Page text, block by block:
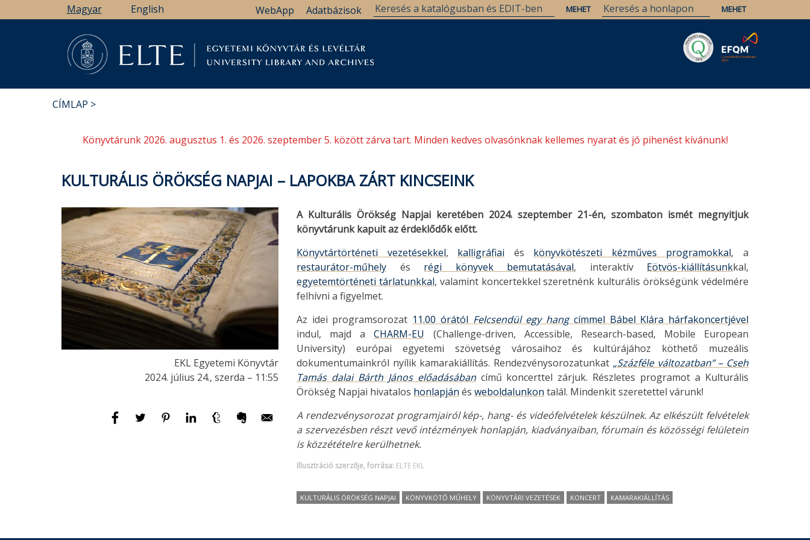
a
Magyar English Adatbázisok
WebApp
CÍMLAP
Könyvtárunk 2026. augusztus 1. és 2026. szeptember 5. között zárva tart. Minden kedves olvasónknak kellemes nyarat és jó pihenést kívánunk!
KULTURÁLIS ÖRÖKSÉG NAPJAI – LAPOKBA ZÁRT KINCSEINK
EKL Egyetemi Könyvtár
2024. július 24., szerda – 11:55
A Kulturális Örökség Napjai keretében 2024. szeptember 21-én, szombaton ismét megnyitjuk
könyvtárunk kapuit az érdeklődők előtt.
Könyvtártörténeti vezetésekkel, kalligráfiai és könyvkötészeti kézműves programokkal, a
restaurátor-műhely és régi könyvek bemutatásával, interaktív Eötvös-kiállításunkkal,
egyetemtörténeti tárlatunkkal, valamint koncertekkel szeretnénk kulturális örökségünk védelmére
felhívni a figyelmet.
Az idei programsorozat 11.00 órától Felcsendül egy hangcímmel Bábel Klára hárfakoncertjével
indul, majd aCHARM-EU
(Challenge-driven, Accessible, Research-based, Mobile European
University) európai egyetemi szövetség városaihoz és kultúrájához köthető muzeális
dokumentumainkról nyílik kamarakiállítás. Rendezvénysorozatunkat „Százféle változatban” – Cseh
Tamás dalai Bárth János előadásábancímű koncerttel zárjuk. Részletes programot a Kulturális
Örökség Napjai hivatalos honlapján és weboldalunkon talál. Mindenkit szeretettel várunk!
A rendezvénysorozat programjairól kép-, hang- és videófelvételek készülnek. Az elkészült felvételek
a szervezésben részt vevő intézmények honlapján, kiadványaiban, fórumain és közösségi felületein
is közzétételre kerülhetnek.
Illusztráció szerzője, forrása: ELTE EKL
KULTURÁLIS ÖRÖKSÉG NAPJAI KÖNYVKÖTŐ MŰHELY KÖNYVTÁRI VEZETÉSEK KONCERT KAMARAKIÁLLÍTÁS